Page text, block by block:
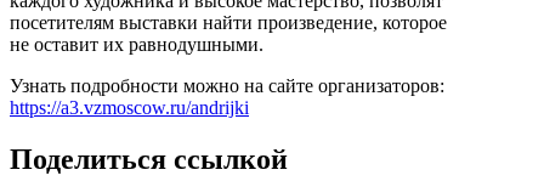
посетителям выставки найти произведение, которое
не оставит их равнодушными.
Узнать подробности можно на сайте организаторов:
https://a3.vzmoscow.ru/andrijki
Поделиться ссылкой